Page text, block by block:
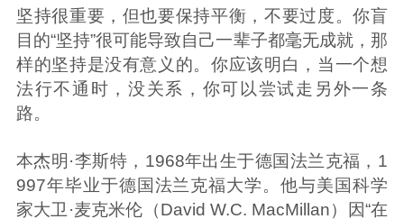
坚持很重要，但也要保持平衡，不要过度。你盲
目的“坚持”很可能导致自己一辈子都毫无成就，那
样的坚持是没有意义的。你应该明白，当一个想
法行不通时，没关系，你可以尝试走另外一条
路。
本杰明·李斯特，1968年出生于德国法兰克福，1
997年毕业于德国法兰克福大学。他与美国科学
家大卫·麦克米伦（David W.C. MacMillan）因“在